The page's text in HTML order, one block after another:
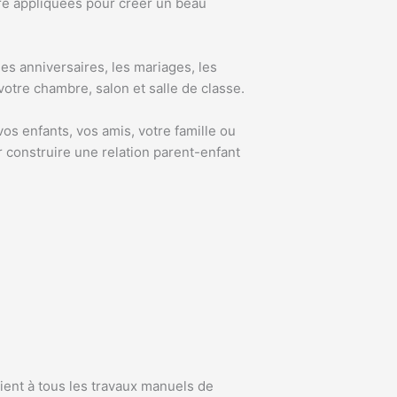
appliquées pour créer un beau
anniversaires, les mariages, les
chambre, salon et salle de classe.
enfants, vos amis, votre famille ou
construire une relation parent-enfant
à tous les travaux manuels de